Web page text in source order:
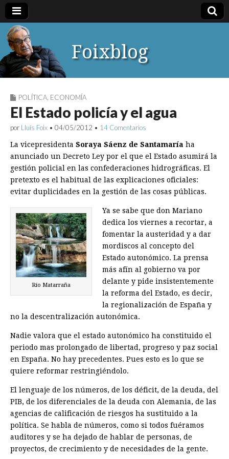
Foixblog
POLÍTICA ECONOMÍA
El Estado policía y el agua
por Lluís Foix • 04/05/2012 • 14 Comentarios
La vicepresidenta Soraya Sáenz de Santamaría ha
anunciado un Decreto Ley por el que el Estado asumirá la
gestión policial en las confederaciones hidrográficas. El
pretexto es el habitual de las explicaciones oficiales:
evitar duplicidades en la gestión de las cosas públicas.
Río Matarraña
Ya se sabe que don Mariano
dedica los viernes a recortar, a
fomentar la austeridad y a dar
mordiscos al concepto del
Estado autonómico. La prensa
más afín al gobierno va por
delante y pide insistentemente
la reforma del Estado, es decir,
la regionalización de España y
no la descentralización autonómica.
Nadie valora que el estado autonómico ha constituido el
periodo mas prolongado de libertad, progreso y paz social
en España. No hay precedentes. Pues esto es lo que se
quiere reformar restringiéndolo.
El lenguaje de los números, de los déficit, de la deuda, del
PIB, de los diferenciales de la deuda con Alemania, de las
agencias de calificación de riesgos ha sustituido a la
política. Se habla de números, como si todos fuéramos
auditores y se ha dejado de hablar de personas, de
proyectos, de crecimiento y de necesidades de la gente.